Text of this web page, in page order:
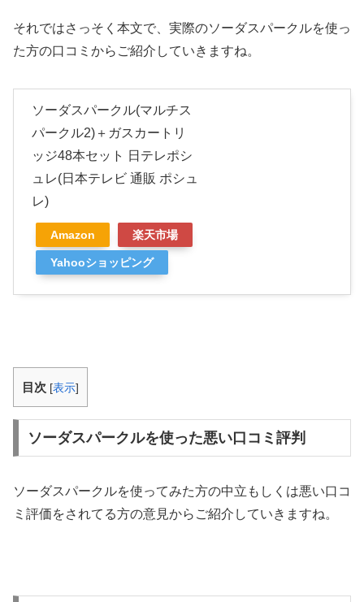
それではさっそく本文で、実際のソーダスパークルを使っ
た方の口コミからご紹介していきますね。
ソーダスパークル(マルチス
パークル2)＋ガスカートリ
ッジ48本セット 日テレポシ
ュレ(日本テレビ 通販 ポシュ
レ)
Amazon 楽天市場
Yahooショッピング
目次 [表示]
ソーダスパークルを使った悪い口コミ評判
ソーダスパークルを使ってみた方の中立もしくは悪い口コ
ミ評価をされてる方の意見からご紹介していきますね。